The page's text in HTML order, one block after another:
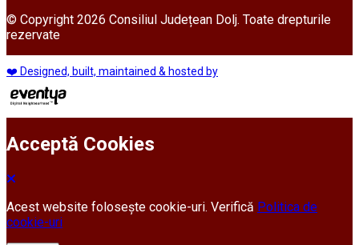
© Copyright 2026 Consiliul Județean Dolj. Toate drepturile
rezervate
❤️ Designed, built, maintained & hosted by
Acceptă Cookies
Acest website folosește cookie-uri. Verifică Politica de
cookie-uri